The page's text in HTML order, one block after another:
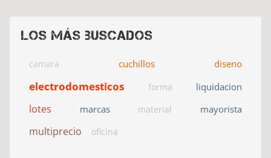
Los más buscados
camara cuchillos diseno
electrodomesticos forma liquidacion
lotes marcas material mayorista
multiprecio oficina